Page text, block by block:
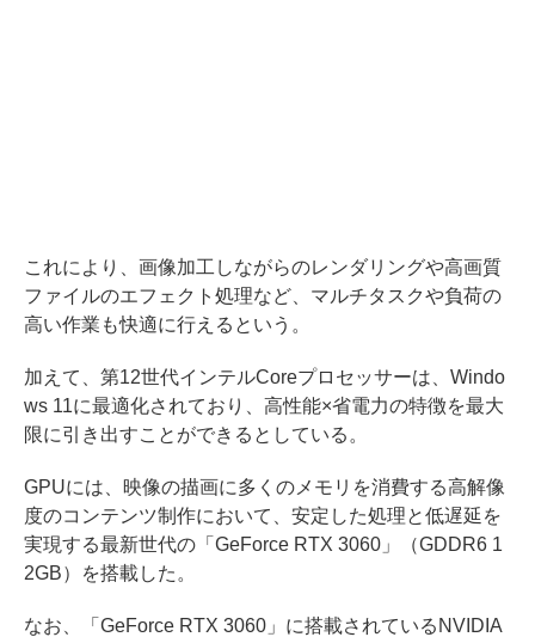
これにより、画像加工しながらのレンダリングや高画質
ファイルのエフェクト処理など、マルチタスクや負荷の
高い作業も快適に行えるという。
加えて、第12世代インテルCoreプロセッサーは、Windo
ws 11に最適化されており、高性能×省電力の特徴を最大
限に引き出すことができるとしている。
GPUには、映像の描画に多くのメモリを消費する高解像
度のコンテンツ制作において、安定した処理と低遅延を
実現する最新世代の「GeForce RTX 3060」（GDDR6 1
2GB）を搭載した。
なお、「GeForce RTX 3060」に搭載されているNVIDIA